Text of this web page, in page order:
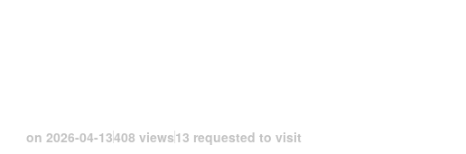
on 2026-04-13408 views13 requested to visit